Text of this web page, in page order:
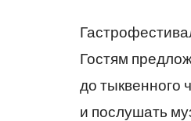
Гостям
до тыквенного
и послушать